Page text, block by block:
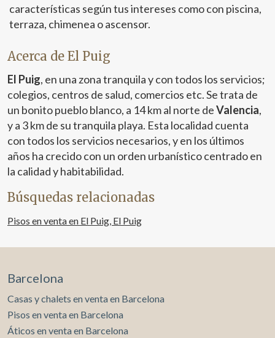
realizar mejoras adicionales. Además, se entrega
totalmente amueblado y equipado, lo que permite
instalarse cómodamente desde el primer momento.
la distribución fluida entre las estancias genera un
aportando amplitud y calidez en todo el hogar. Terraza
interior privada: un espacio íntimo perfecto para
disfrutar al aire libre, relajarse o compartir momentos
con familia y amigos. Armarios empotrados: solución
práctica que optimiza el almacenamiento y mantiene
todo en orden. Climatización por conductos: aire
acondicionado en toda la vivienda para garantizar
confort en cualquier época del año. Adaptada para
personas con movilidad reducida, lo que garantiza
accesibilidad y comodidad para todos los residentes..
Esta propiedad es ideal tanto para quienes buscan su
primera vivienda —ya sean solteros o parejas— como
para inversores que deseen una oportunidad rentable,
de conocer esta vivienda única. Para más información o
ayudarte.
características según tus intereses como con piscina,
terraza, chimenea o ascensor.
Acerca de El Puig
El Puig, en una zona tranquila y con todos los servicios;
colegios, centros de salud, comercios etc. Se trata de
un bonito pueblo blanco, a 14 km al norte deValencia,
y a 3 km de su tranquila playa. Esta localidad cuenta
con todos los servicios necesarios, y en los últimos
años ha crecido con un orden urbanístico centrado en
la calidad y habitabilidad.
Búsquedas relacionadas
Pisos en venta en El Puig, El Puig
Barcelona
Casas y chalets en venta en Barcelona
Pisos en venta en Barcelona
Áticos en venta en Barcelona